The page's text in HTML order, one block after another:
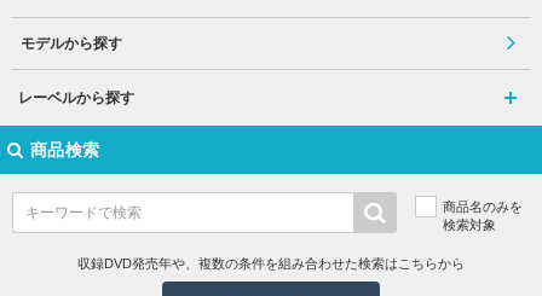
モデルから探す
レーベルから探す
商品検索
商品名のみを
検索対象
収録DVD発売年や、複数の条件を組み合わせた検索はこちらから